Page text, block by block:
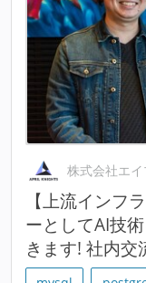
株式会社エ
【上流インフ
ーとしてAI技
きます! 社内